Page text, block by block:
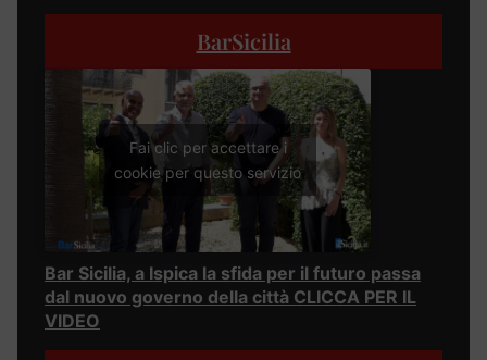
BarSicilia
Fai clic per accettare i
cookie per questo servizio
Bar Sicilia, a Ispica la sfida per il futuro passa
dal nuovo governo della città CLICCA PER IL
VIDEO